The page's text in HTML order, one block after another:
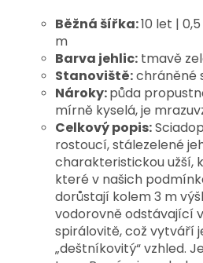
Běžná šířka:10 let |
m
Barva jehlic: tmavě
Stanoviště:chráněné
Nároky:půda
mírně kyselá, je
Celkový popis:
rostoucí, stálezelené
charakteristickou užší,
které v našich
dorůstají kolem 3 m
vodorovně odstávající
spirálovitě, což vytváří
„deštníkovitý“ vzhled.